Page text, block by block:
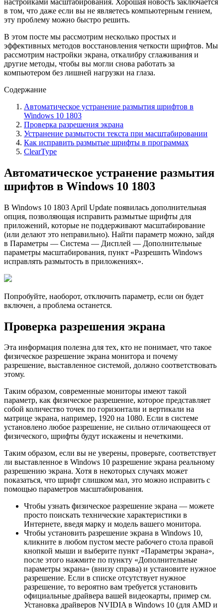
в том, что даже если вы не являетесь компьютерным гением,
эту проблему можно быстро решить.
В этом посте мы рассмотрим несколько простых и
эффективных методов восстановления четкости шрифтов. Мы
рассмотрим настройки экрана, откалибру сглаживания и
другие методы, чтобы вы могли снова работать за
компьютером без лишней нагрузки на глаза.
Содержание
Автоматическое устранение размытия шрифтов в
Windows 10 1803
Проверка разрешения экрана
Устранение размытости текста при масштабировании
Как исправить размытые шрифты в программах
ClearType
Автоматическое устранение размытия
шрифтов в Windows 10 1803
В Windows 10 1803 April Update появилась дополнительная
опция, позволяющая исправить размытые шрифты для
приложений, которые не поддерживают масштабирование
(или делают это неправильно). Найти параметр можно, зайдя
в Параметры — Система — Дисплей — Дополнительные
параметры масштабирования, пункт «Разрешить Windows
исправлять размытость в приложениях».
Попробуйте, наоборот, отключить параметр, если он будет
включен, а проблема останется.
Проверка разрешения экрана
Эта информация полезна для тех, кто не понимает, что такое
физическое разрешение экрана монитора и почему
разрешение, выставленное системой, должно соответствовать
этому.
Таким образом, современные мониторы имеют такой
параметр, как физическое разрешение, которое представляет
собой количество точек по горизонтали и вертикали на
матрице экрана, например, 1920 на 1080. Если в системе
установлено любое разрешение, не сильно отличающееся от
физического, шрифты будут искажены и нечеткими.
Таким образом, если вы не уверены, проверьте, соответствует
ли выставленное в Windows 10 разрешение экрана реальному
разрешению экрана. Хотя в некоторых случаях может
показаться, что шрифт слишком мал, это можно исправить с
помощью параметров масштабирования.
Чтобы узнать физическое разрешение экрана — можете
просто поискать технические характеристики в
Интернете, введя марку и модель вашего монитора.
Чтобы установить разрешение экрана в Windows 10,
кликните в любом пустом месте рабочего стола правой
кнопкой мыши и выберите пункт «Параметры экрана»,
после этого нажмите по пункту «Дополнительные
параметры экрана» (внизу справа) и установите нужное
разрешение. Если в списке отсутствует нужное
разрешение, то вероятно вам требуется установить
официальные драйвера вашей видеокарты, пример см.
Установка драйверов NVIDIA в Windows 10 (для AMD и